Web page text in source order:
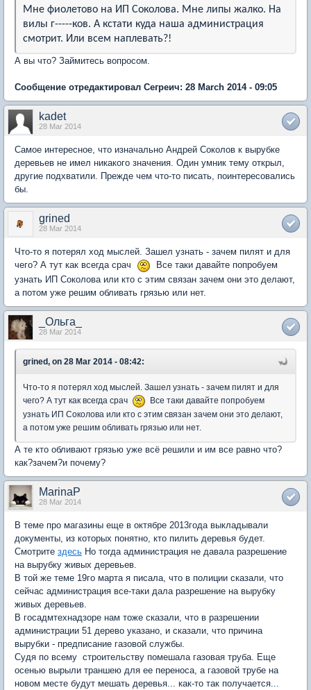
Мне фиолетово на ИП Соколова. Мне липы жалко. На
вилы г-----ков. А кстати куда наша администрация
смотрит. Или всем наплевать?!
А вы что? Займитесь вопросом.
Сообщение отредактировал Сегреич: 28 March 2014 - 09:05
kadet
28 Mar 2014
Самое интересное, что изначально Андрей Соколов к вырубке
деревьев не имел никакого значения. Один умник тему открыл,
другие подхватили. Прежде чем что-то писать, поинтересовались
бы.
grined
28 Mar 2014
Что-то я потерял ход мыслей. Зашел узнать - зачем пилят и для
чего? А тут как всегда срач
Все таки давайте попробуем
узнать ИП Соколова или кто с этим связан зачем они это делают,
а потом уже решим обливать грязью или нет.
_Ольга_
28 Mar 2014
grined, on 28 Mar 2014 - 08:42:
Что-то я потерял ход мыслей. Зашел узнать - зачем пилят и для
чего? А тут как всегда срач
Все таки давайте попробуем
узнать ИП Соколова или кто с этим связан зачем они это делают,
а потом уже решим обливать грязью или нет.
А те кто обливают грязью уже всё решили и им все равно что?
как?зачем?и почему?
MarinaP
28 Mar 2014
В теме про магазины еще в октябре 2013года выкладывали
документы, из которых понятно, кто пилить деревья будет.
Смотрите здесь Но тогда администрация не давала разрешение
на вырубку живых деревьев.
В той же теме 19го марта я писала, что в полиции сказали, что
сейчас администрация все-таки дала разрешение на вырубку
живых деревьев.
В госадмтехнадзоре нам тоже сказали, что в разрешении
администрации 51 дерево указано, и сказали, что причина
вырубки - предписание газовой службы.
Судя по всему строительству помешала газовая труба. Еще
осенью вырыли траншею для ее переноса, а газовой трубе на
новом месте будут мешать деревья... как-то так получается...